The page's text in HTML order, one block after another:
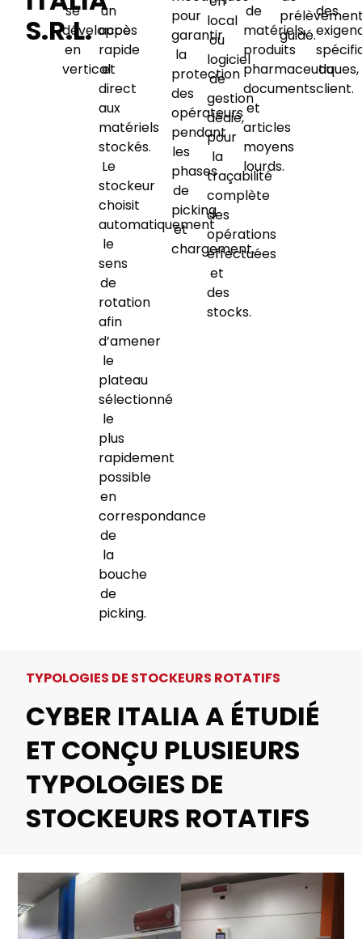
S.R.L.
se
développe
en
vertical
un
accès
rapide
et
direct
aux
matériels
stockés.
Le
stockeur
choisit
automatiquement
le
sens
de
rotation
afin
d’amener
le
plateau
sélectionné
le
plus
rapidement
possible
en
correspondance
de
la
bouche
de
picking.
pour
garantir
la
protection
des
opérateurs
pendant
les
phases
de
picking
et
chargement.
local
ou
logiciel
de
gestion
dédié,
pour
la
traçabilité
complète
des
opérations
effectuées
et
des
stocks.
de
matériels,
produits
pharmaceutiques,
documents
et
articles
moyens
lourds.
guidé.
des
du
client.
TYPOLOGIES DE STOCKEURS ROTATIFS
CYBER ITALIA A ÉTUDIÉ
ET CONÇU PLUSIEURS
TYPOLOGIES DE
STOCKEURS ROTATIFS